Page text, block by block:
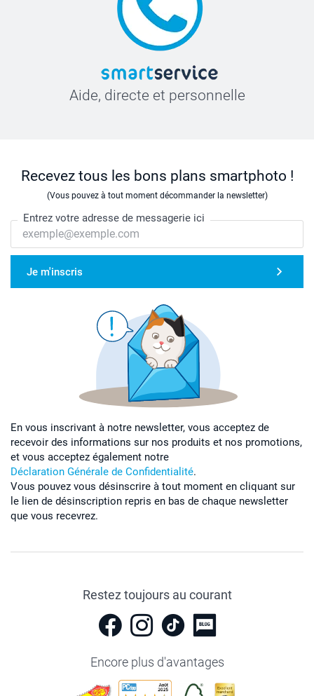
Aide, directe et personnelle
Recevez tous les bons plans smartphoto !
(Vous pouvez à tout moment décommander la newsletter)
Entrez votre adresse de messagerie ici
Je m'inscris
En vous inscrivant à notre newsletter, vous acceptez de
recevoir des informations sur nos produits et nos promotions,
et vous acceptez également notre
Déclaration Générale de Confidentialité.
Vous pouvez vous désinscrire à tout moment en cliquant sur
le lien de désinscription repris en bas de chaque newsletter
que vous recevrez.
Restez toujours au courant
Encore plus d'avantages